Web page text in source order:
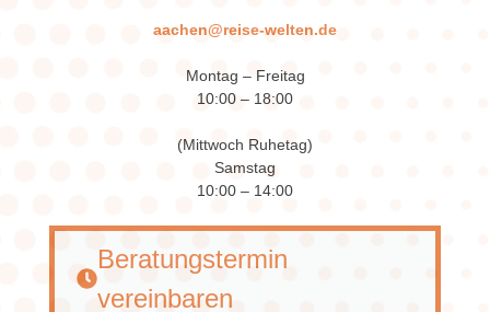
aachen@reise-welten.de
Montag – Freitag
10:00 – 18:00
(Mittwoch Ruhetag)
Samstag
10:00 – 14:00
Beratungstermin
vereinbaren